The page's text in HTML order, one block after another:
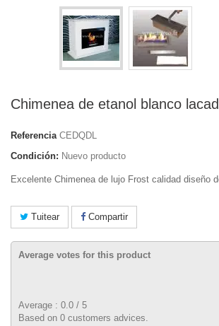
Chimenea de etanol blanco
Referencia CEDQDL
Condición: Nuevo producto
Excelente Chimenea de lujo Frost calidad diseño
Tuitear Compartir
Average votes for this product
Average : 0.0 / 5
Based on 0 customers advices.